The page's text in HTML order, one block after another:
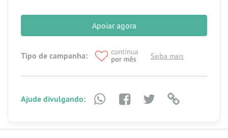
Apoiar agora
Tipo de campanha: Saiba mais
Ajude divulgando: